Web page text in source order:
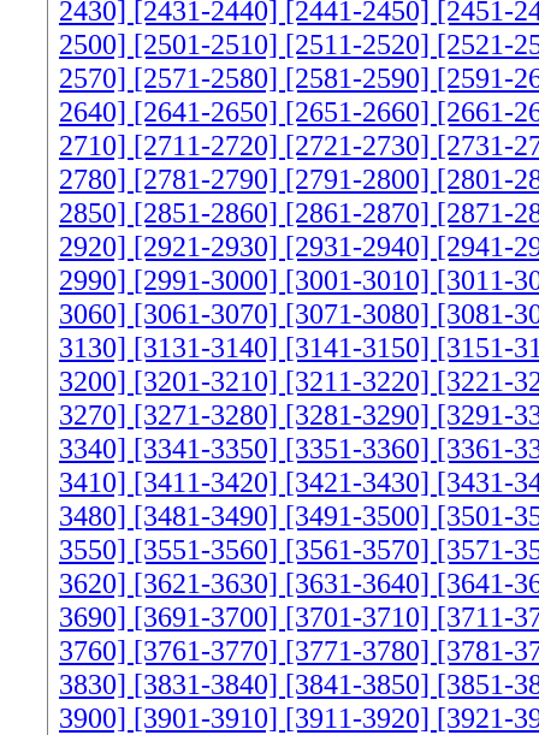
2430] [2431-2440] [2441-2450] [2451-
2500] [2501-2510] [2511-2520] [2521-
2570] [2571-2580] [2581-2590] [2591-
2640] [2641-2650] [2651-2660] [2661-
2710] [2711-2720] [2721-2730] [2731-
2780] [2781-2790] [2791-2800] [2801-
2850] [2851-2860] [2861-2870] [2871-
2920] [2921-2930] [2931-2940] [2941-
2990] [2991-3000] [3001-3010] [3011-
3060] [3061-3070] [3071-3080] [3081-
3130] [3131-3140] [3141-3150] [3151-
3200] [3201-3210] [3211-3220] [3221-
3270] [3271-3280] [3281-3290] [3291-
3340] [3341-3350] [3351-3360] [3361-
3410] [3411-3420] [3421-3430] [3431-
3480] [3481-3490] [3491-3500] [3501-
3550] [3551-3560] [3561-3570] [3571-
3620] [3621-3630] [3631-3640] [3641-
3690] [3691-3700] [3701-3710] [3711-
3760] [3761-3770] [3771-3780] [3781-
3830] [3831-3840] [3841-3850] [3851-
3900] [3901-3910] [3911-3920] [3921-